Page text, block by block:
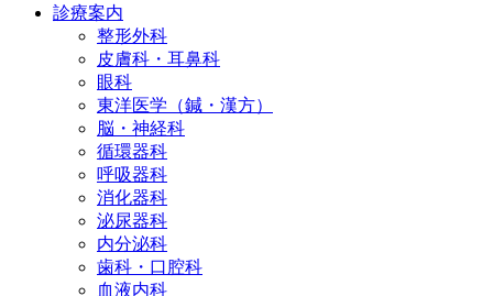
診療案内
整形外科
皮膚科・耳鼻科
眼科
東洋医学（鍼・漢方）
脳・神経科
循環器科
呼吸器科
消化器科
泌尿器科
内分泌科
歯科・口腔科
血液内科